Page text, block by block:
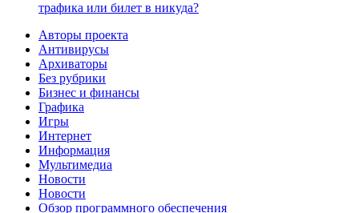
трафика или билет в никуда?
Авторы проекта
Антивирусы
Архиваторы
Без рубрики
Бизнес и финансы
Графика
Игры
Интернет
Информация
Мультимедиа
Новости
Новости
Обзор программного обеспечения